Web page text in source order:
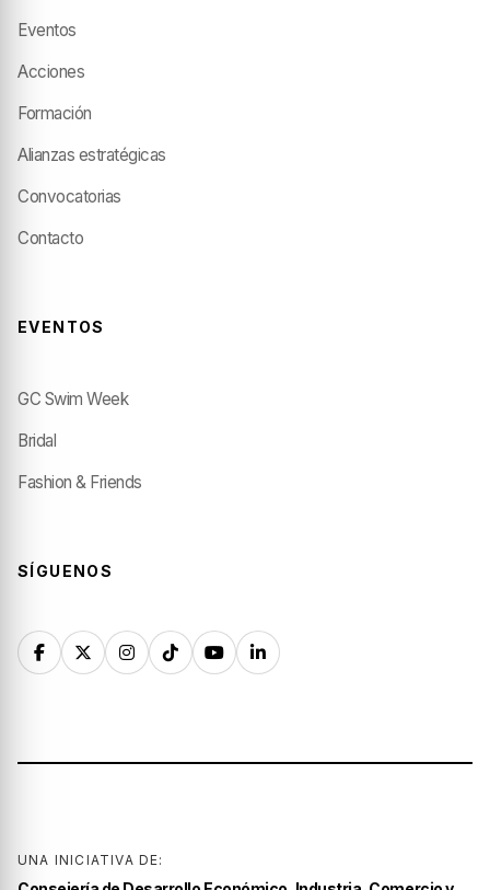
Eventos
Acciones
Formación
Alianzas estratégicas
Convocatorias
Contacto
EVENTOS
GC Swim Week
Bridal
Fashion & Friends
SÍGUENOS
UNA INICIATIVA DE: